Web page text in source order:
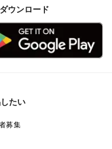
ウンロード
たい
募集